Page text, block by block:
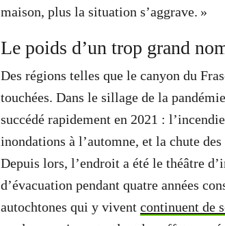
maison, plus la situation s’aggrave. »
Le poids d’un trop grand
Des régions telles que le canyon du
touchées. Dans le sillage de la
succédé rapidement en 2021 :
inondations à l’automne, et la chute
Depuis lors, l’endroit a été le théâtre
d’évacuation pendant quatre années
autochtones qui y vivent continuent de